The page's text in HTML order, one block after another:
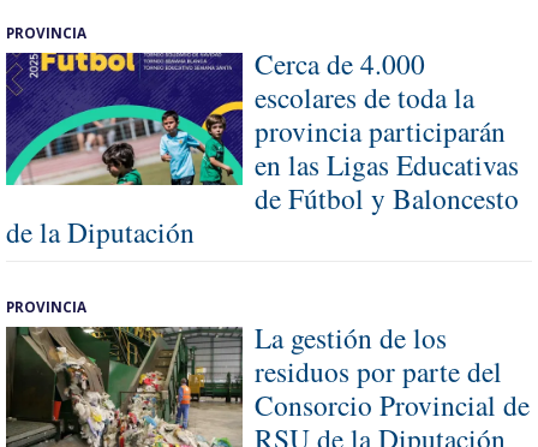
PROVINCIA
Cerca de 4.000
escolares de toda la
provincia participarán
en las Ligas Educativas
de Fútbol y Baloncesto
de la Diputación
PROVINCIA
La gestión de los
residuos por parte del
Consorcio Provincial de
RSU de la Diputación